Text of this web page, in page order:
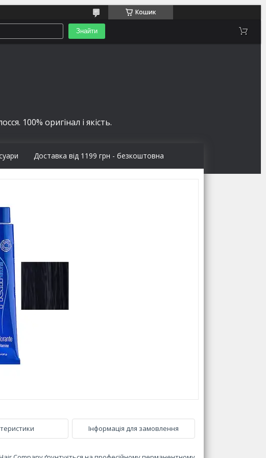
Кошик
Знайти
100% оригінал і якість.
Доставка від 1199 грн - безкоштовна
Інформація для замовлення